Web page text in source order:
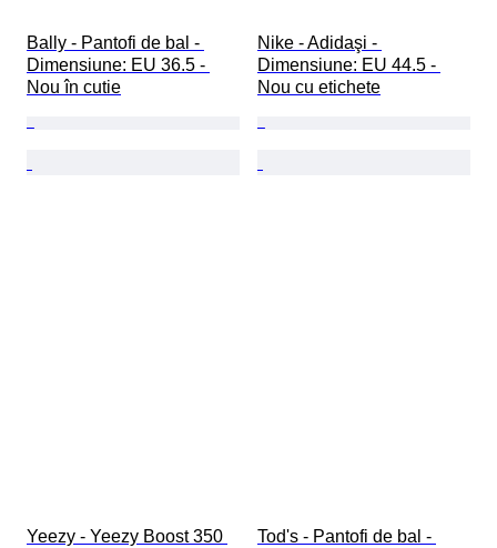
Bally - Pantofi de bal -
Dimensiune: EU 36.5 -
Nou în cutie
Nike - Adidaşi -
Dimensiune: EU 44.5 -
Nou cu etichete
Yeezy - Yeezy Boost 350
Tod's - Pantofi de bal -